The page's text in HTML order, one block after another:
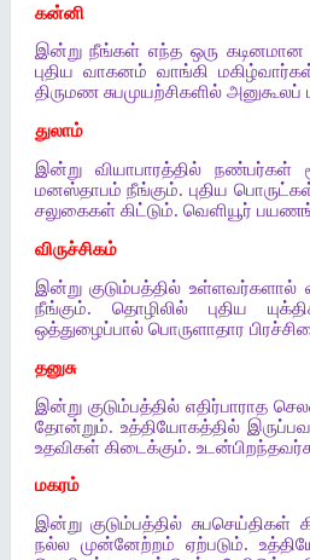
கன்னி
இன்று நீங்கள் எந்த ஒரு கடினமான
புதிய வாகனம் வாங்கி
திருமண சுபமுயற்சிகளில்
துலாம்
இன்று வியாபாரத்தில்
மனஸ்தாபம் நீங்கும். புதிய
சலுகைகள் கிட்டும். வெளியூர்
விருச்சிகம்
இன்று குடும்பத்தில் உள்ளவர்களால்
நீங்கும். தொழிலில் புதிய
ஒத்துழைப்பால் பொருளாதார
தனுசு
இன்று குடும்பத்தில் எதிர்பாராத
தோன்றும். உத்தியோகத்தில்
உதவிகள் கிடைக்கும்.
மகரம்
இன்று குடும்பத்தில்
நல்ல முன்னேற்றம் ஏற்படும்.